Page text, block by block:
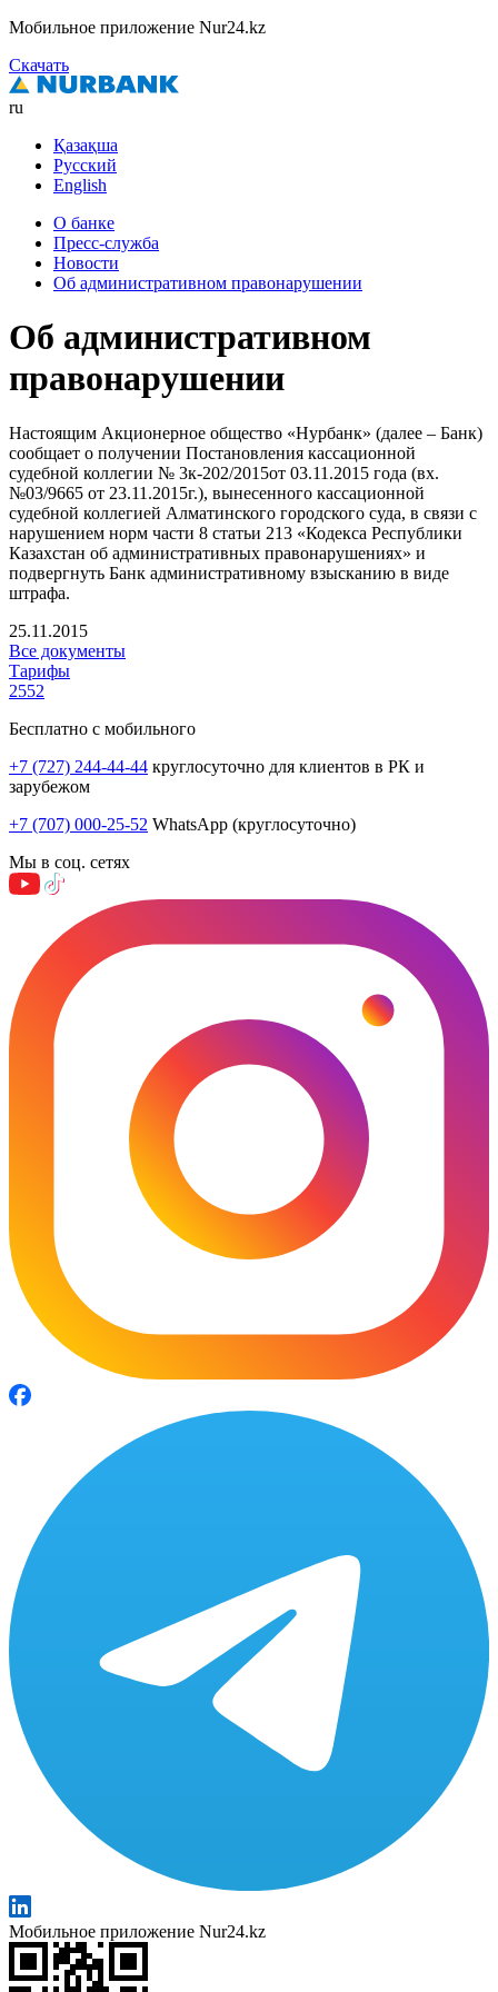
Мобильное приложение Nur24.kz
Скачать
ru
Қазақша
Русский
English
О банке
Пресс-служба
Новости
Об административном правонарушении
Об административном
правонарушении
Настоящим Акционерное общество «Нурбанк» (далее – Банк)
сообщает о получении Постановления кассационной
судебной коллегии № 3к-202/2015от 03.11.2015 года (вх.
№03/9665 от 23.11.2015г.), вынесенного кассационной
судебной коллегией Алматинского городского суда, в связи с
нарушением норм части 8 статьи 213 «Кодекса Республики
Казахстан об административных правонарушениях» и
подвергнуть Банк административному взысканию в виде
штрафа.
25.11.2015
Все документы
Тарифы
2552
Бесплатно с мобильного
+7 (727) 244-44-44 круглосуточно для клиентов в РК и
зарубежом
+7 (707) 000-25-52 WhatsApp (круглосуточно)
Мы в соц. сетях
Мобильное приложение Nur24.kz